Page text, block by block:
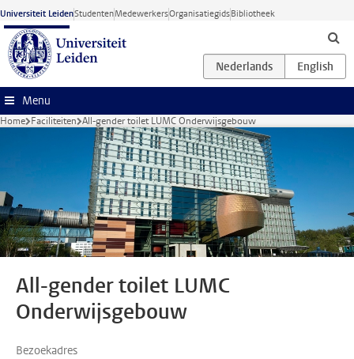
Ga naar hoofdinhoud
Universiteit LeidenStudentenMedewerkersOrganisatiegidsBibliotheek
Menu
Home Faciliteiten All-gender toilet LUMC Onderwijsgebouw
All-gender toilet LUMC
Onderwijsgebouw
Bezoekadres